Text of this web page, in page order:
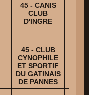
45 - CANIS
CLUB
D'INGRE
45 - CLUB
CYNOPHILE
ET SPORTIF
DU GATINAIS
DE PANNES